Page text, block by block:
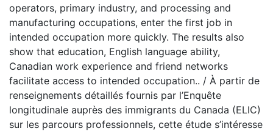
operators, primary industry, and processing and
manufacturing occupations, enter the first job in
intended occupation more quickly. The results also
show that education, English language ability,
Canadian work experience and friend networks
facilitate access to intended occupation.. / À partir de
renseignements détaillés fournis par l’Enquête
longitudinale auprès des immigrants du Canada (ELIC)
sur les parcours professionnels, cette étude s’intéresse